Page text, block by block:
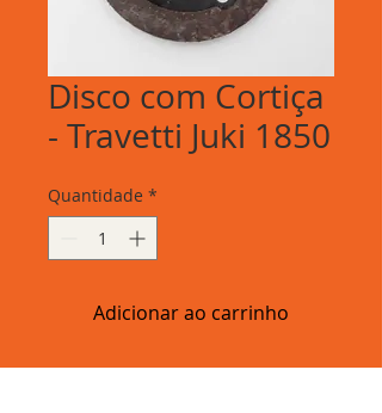
Disco com Cortiça
- Travetti Juki 1850
Quantidade *
Adicionar ao carrinho